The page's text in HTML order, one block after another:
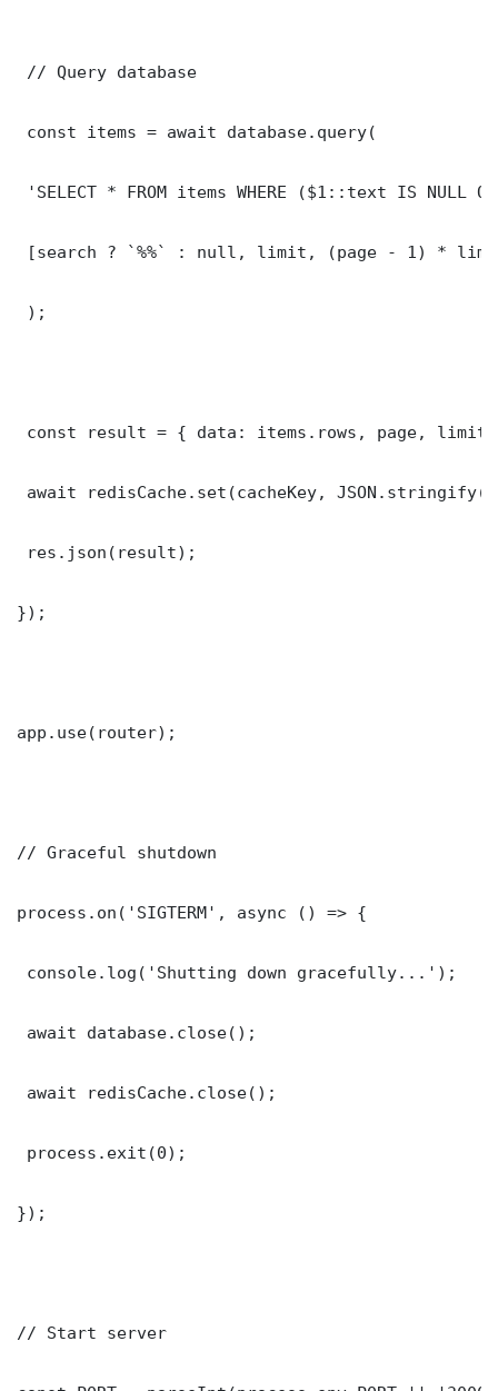
// Query database
const items = await database.query(
'SELECT * FROM items WHERE ($1::text IS NULL
[search ? `%%` : null, limit, (page - 1) *
);
const result = { data: items.rows, page,
await redisCache.set(cacheKey,
res.json(result);
});
app.use(router);
// Graceful shutdown
process.on('SIGTERM', async () => {
console.log('Shutting down gracefully...');
await database.close();
await redisCache.close();
process.exit(0);
});
// Start server